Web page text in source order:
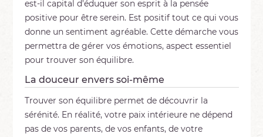
est-il capital d’éduquer son esprit à la pensée
positive pour être serein. Est positif tout ce qui vous
donne un sentiment agréable. Cette démarche vous
permettra de gérer vos émotions, aspect essentiel
pour trouver son équilibre.
La douceur envers soi-même
Trouver son équilibre permet de découvrir la
sérénité. En réalité, votre paix intérieure ne dépend
pas de vos parents, de vos enfants, de votre